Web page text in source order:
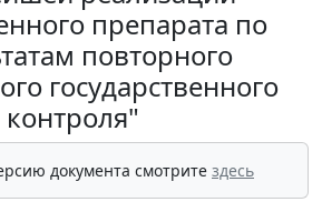
препарата по
повторного
государственного
контроля"
документа смотрите здесь